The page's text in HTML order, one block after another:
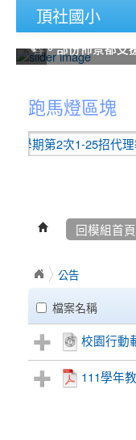
頂社國小
主選單
認識頂社
頂社相簿
學習園地
課程計畫
性平園地
後台
登入
您可以從佈景管理
了可以上傳滑動圖
容。部份佈景都支
您可以從佈景管理
了可以上傳滑動圖
容。部份佈景都支
您可以從佈景管理
了可以上傳滑動圖
容。部份佈景都支
您可以從佈景管理
了可以上傳滑動圖
容。部份佈景都支
您可以從佈景管理
了可以上傳滑動圖
容。部份佈景都支
您可以從佈景管理
了可以上傳滑動圖
容。部份佈景都支
跑馬燈區塊
1學期第2次1-25招代理
回模組首頁
公告
檔案名稱
校園行動
111學年